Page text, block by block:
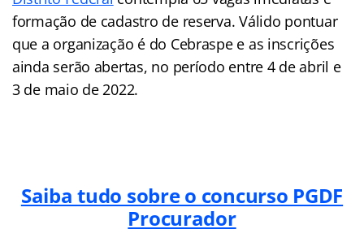
formação de cadastro de reserva. Válido pontuar
que a organização é do Cebraspe e as inscrições
ainda serão abertas, no período entre 4 de abril e
3 de maio de 2022.
Saiba tudo sobre o concurso PGDF
Procurador